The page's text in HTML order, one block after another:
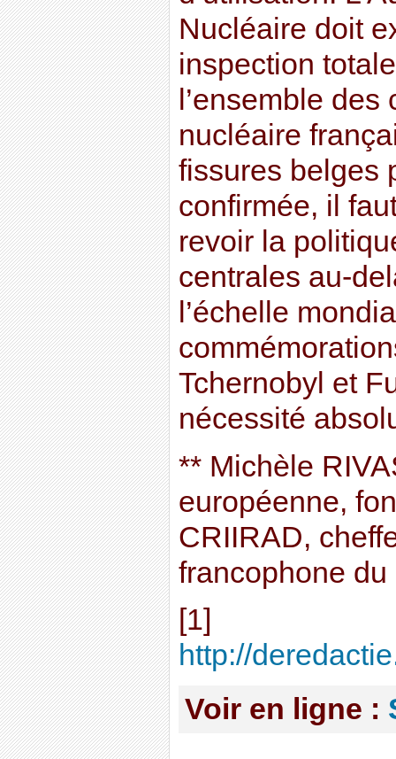
Nucléaire doit
inspection
l’ensemble
nucléaire
fissures belges
confirmée, il
revoir la
centrales au-
l’échelle
Tchernobyl et
nécessité
** Michèle
européenne,
CRIIRAD,
francophone du
[1]
http://
Voir en ligne :